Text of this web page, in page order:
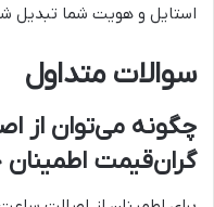
استایل و هویت شما تبدیل
سوالات متداول
چگونه می‌توان از
گران‌قیمت